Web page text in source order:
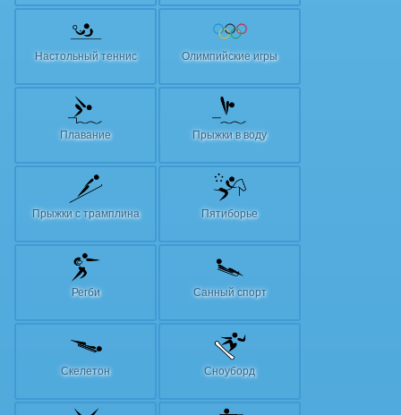
Настольный теннис Олимпийские игры
Плавание Прыжки в воду
Прыжки с трамплина Пятиборье
Регби Санный спорт
Скелетон Сноуборд